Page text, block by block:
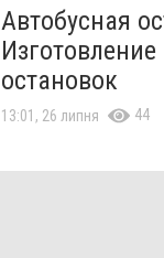
Автобусная
остановок
13:01, 26 липня 44